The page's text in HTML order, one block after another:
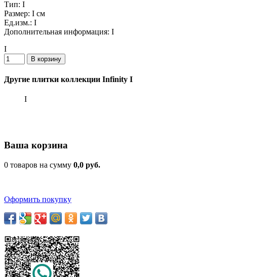
Тип: I
Размер: I см
Ед.изм.: I
Дополнительная информация: I
I
Другие плитки коллекции Infinity I
I
Ваша корзина
0 товаров на сумму 0,0 руб.
Оформить покупку